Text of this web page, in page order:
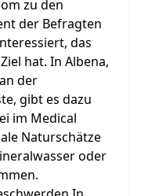
zu den
der Befragten
das
hat. In Albena,
der
gibt es dazu
im Medical
Naturschätze
oder